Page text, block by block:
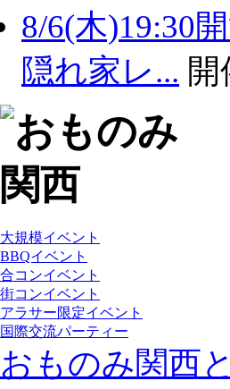
8/6(木)19:30
隠れ家レ... 開
大規模イベント
BBQイベント
合コンイベント
街コンイベント
アラサー限定イベント
国際交流パーティー
おものみ関西